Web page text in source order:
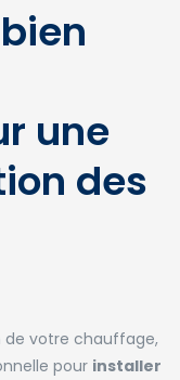
une
des
de votre chauffage,
pour installer